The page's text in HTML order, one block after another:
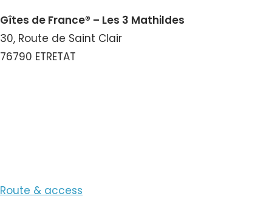
Gîtes de France® – Les 3 Mathildes
30, Route de Saint Clair
76790 ETRETAT
Route & access